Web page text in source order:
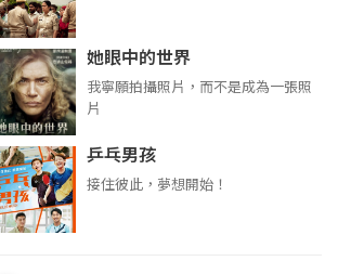
她眼中的世界
我寧願拍攝照片，而不是成為一張照
片
乒乓男孩
接住彼此，夢想開始！